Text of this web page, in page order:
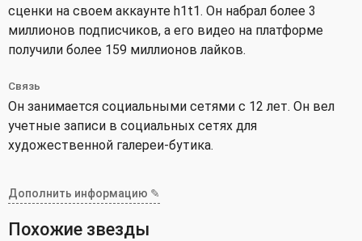
сценки на своем аккаунте h1t1. Он набрал более 3
миллионов подписчиков, а его видео на платформе
получили более 159 миллионов лайков.
Связь
Он занимается социальными сетями с 12 лет. Он вел
учетные записи в социальных сетях для
художественной галереи-бутика.
Дополнить информацию ✎
Похожие звезды